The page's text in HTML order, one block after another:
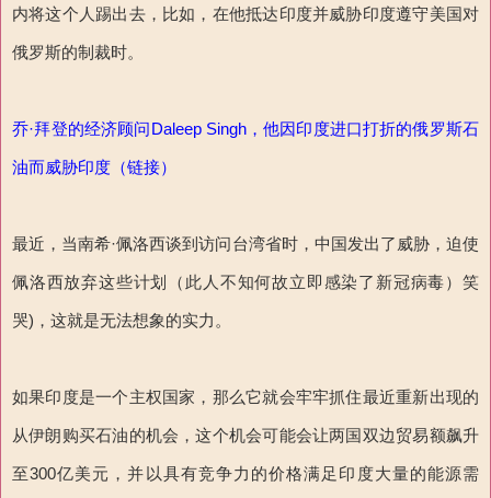
内将这个人踢出去，比如，在他抵达印度并威胁印度遵守美国对
俄罗斯的制裁时。
乔·拜登的经济顾问Daleep Singh，他因印度进口打折的俄罗斯石
油而威胁印度（链接）
最近，当南希·佩洛西谈到访问台湾省时，中国发出了威胁，迫使
佩洛西放弃这些计划（此人不知何故立即感染了新冠病毒）笑
哭)，这就是无法想象的实力。
如果印度是一个主权国家，那么它就会牢牢抓住最近重新出现的
从伊朗购买石油的机会，这个机会可能会让两国双边贸易额飙升
至300亿美元，并以具有竞争力的价格满足印度大量的能源需